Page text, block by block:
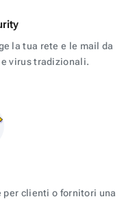
la tua rete e le mail da
virus tradizionali.
per clienti o fornitori una